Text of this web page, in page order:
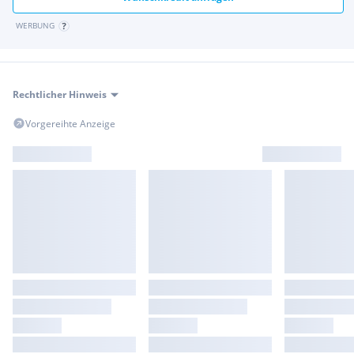
WERBUNG
Rechtlicher Hinweis
Vorgereihte Anzeige